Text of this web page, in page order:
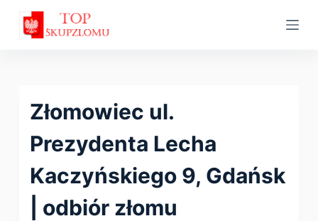
Złomowiec ul.
Prezydenta Lecha
Kaczyńskiego 9, Gdańsk
| оdbiór złomu